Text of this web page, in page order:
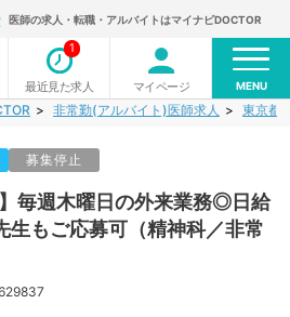
医師の求人・転職・アルバイトはマイナビDOCTOR
最近見た求人
1
マイページ MENU
非常勤(アルバイト)医師求人 東京都
募集停止
毎週木曜日の外来業務◎日給
生もご応募可（精神科／非常